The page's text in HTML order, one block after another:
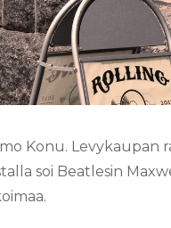
Konu.
soi Beatlesin